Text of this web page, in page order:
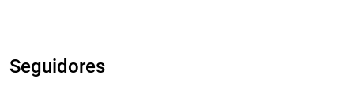
Seguidores